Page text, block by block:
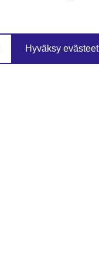
Hyväksy evästeet